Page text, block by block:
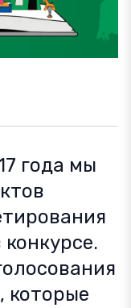
года мы
которые